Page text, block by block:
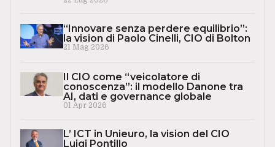
“Innovare senza perdere equilibrio”:
la vision di Paolo Cinelli, CIO di Bolton
21 Mag 2026
Il CIO come “veicolatore di
conoscenza”: il modello Danone tra
AI, dati e governance globale
01 Apr 2026
L’ ICT in Unieuro, la vision del CIO
Luigi Pontillo